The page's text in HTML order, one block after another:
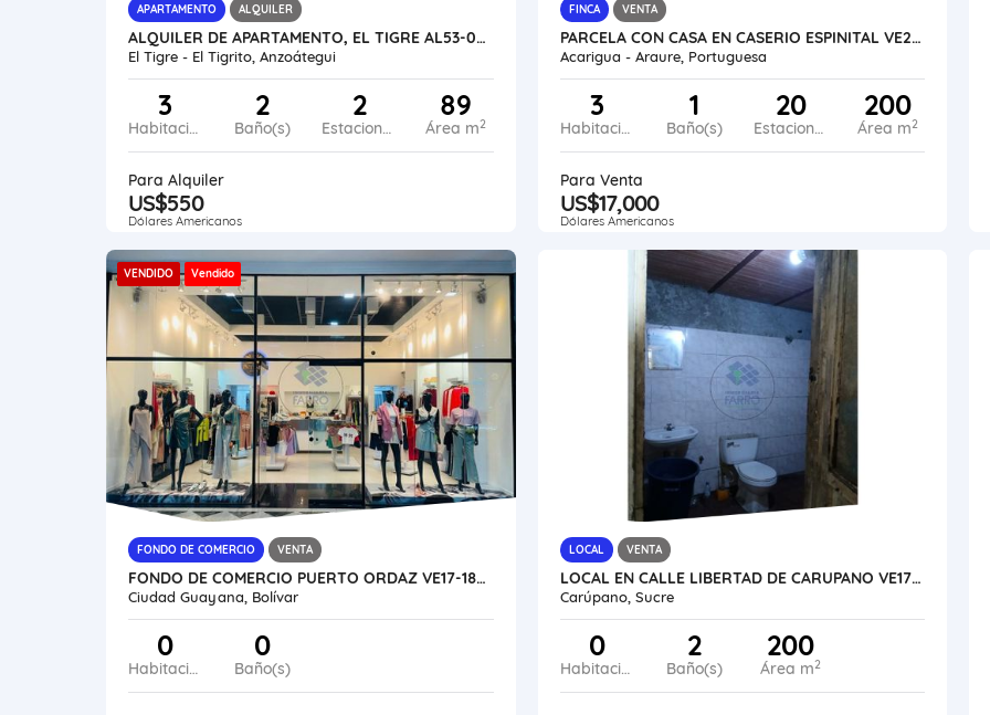
APARTAMENTO ALQUILER
ALQUILER DE APARTAMENTO, EL TIGRE AL53-0045-SMED
El Tigre - El Tigrito, Anzoátegui
3
Habitaciones
2
Baño(s)
2
Estacionamiento
89
Área m2
Para Alquiler
US$550
Dólares Americanos
FINCA VENTA
PARCELA CON CASA EN CASERIO ESPINITAL VE24-046CE-MRAM
Acarigua - Araure, Portuguesa
3
Habitaciones
1
Baño(s)
20
Estacionamiento
200
Área m2
Para Venta
US$17,000
Dólares Americanos
VENDIDO Vendido
FONDO DE COMERCIO VENTA
FONDO DE COMERCIO PUERTO ORDAZ VE17-182PO-MPAL
Ciudad Guayana, Bolívar
0
Habitaciones
0
Baño(s)
LOCAL VENTA
LOCAL EN CALLE LIBERTAD DE CARUPANO VE17-157CPNO-OVEL
Carúpano, Sucre
0
Habitaciones
2
Baño(s)
200
Área m2